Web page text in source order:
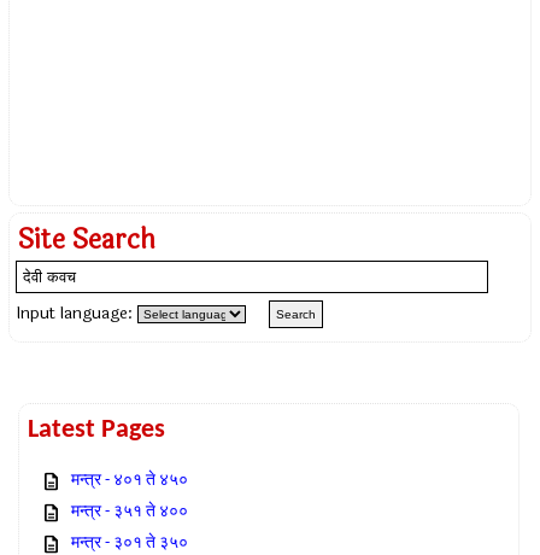
Site Search
Input language:
Latest Pages
मन्त्र - ४०१ ते ४५०
मन्त्र - ३५१ ते ४००
मन्त्र - ३०१ ते ३५०